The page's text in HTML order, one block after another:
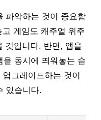
파악하는 것이 중요합
게임도 캐주얼 위주
것입니다. 반면, 앱을
을 동시에 띄워놓는 습
그레이드하는 것이
있습니다.